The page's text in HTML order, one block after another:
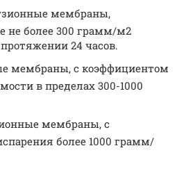
мембраны,
не более 300 грамм/м2
24 часов.
мембраны, с коэффициентом
в пределах 300-1000
мембраны, с
более 1000 грамм/